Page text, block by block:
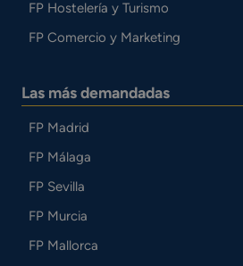
FP Hostelería y Turismo
FP Comercio y Marketing
Las más demandadas
FP Madrid
FP Málaga
FP Sevilla
FP Murcia
FP Mallorca